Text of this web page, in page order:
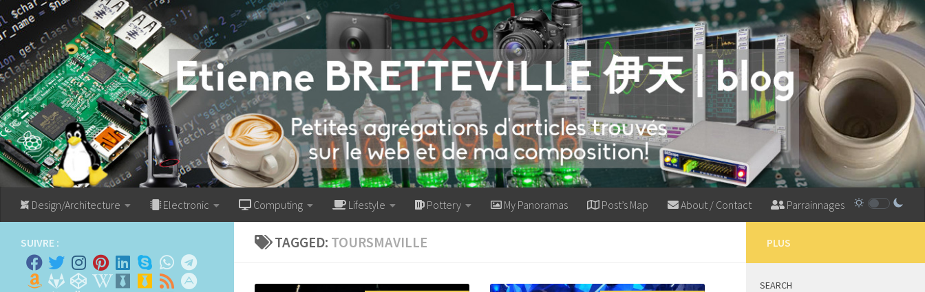
Skip to content
Design/Architecture Electronic Computing Lifestyle Pottery My Panoramas Post’s Map About / Contact Parrainnages
TAGGED: TOURSMAVILLE
SUIVRE : PLUS
SEARCH